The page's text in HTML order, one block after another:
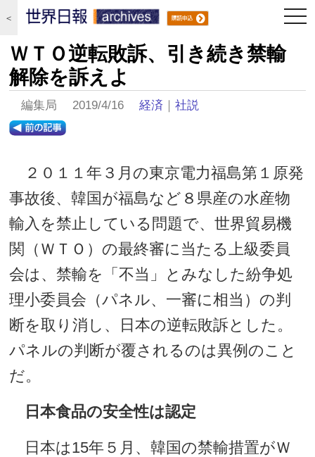
＜
ＷＴＯ逆転敗訴、引き続き禁輸
解除を訴えよ
編集局 2019/4/16経済 ｜社説
２０１１年３月の東京電力福島第１原発
事故後、韓国が福島など８県産の水産物
輸入を禁止している問題で、世界貿易機
関（ＷＴＯ）の最終審に当たる上級委員
会は、禁輸を「不当」とみなした紛争処
理小委員会（パネル、一審に相当）の判
断を取り消し、日本の逆転敗訴とした。
パネルの判断が覆されるのは異例のこと
だ。
日本食品の安全性は認定
日本は15年５月、韓国の禁輸措置がＷ